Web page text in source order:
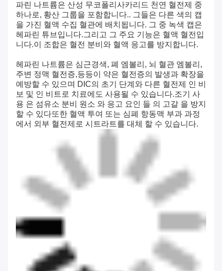
파린 나트륨은 산성 무코폴리사카리드 천연 혈전제 중
하나로, 황산 그룹을 포함합니다.. 그들은 다른 색의 캡
을 가진 혈액 수집 혈관에 배치됩니다. 그 중 녹색 캡은
헤파린 튜브입니다.그리고 그 주요 기능은 혈액 혈전입
니다.이 조합은 혈전 분비와 혈액 응고를 방지합니다.
헤파린 나트륨은 심근경색, 폐 엠볼리, 뇌 혈관 엠볼리,
주변 정맥 혈전증,등등이 약은 혈전증의 발생과 확장을
예방할 수 있으며 DIC의 초기 단계와 다른 혈전제 인 비
보 및 인 비트로 치료에도 사용될 수 있습니다.조기 사
용 은 섬유소 분비 원소 와 응고 요인 들 의 고갈 을 방지
할 수 있다또한 혈액 투여 또는 심폐 항동맥 부과 과정
에서 외부 혈전제로 시트라트를 대체 할 수 있습니다.